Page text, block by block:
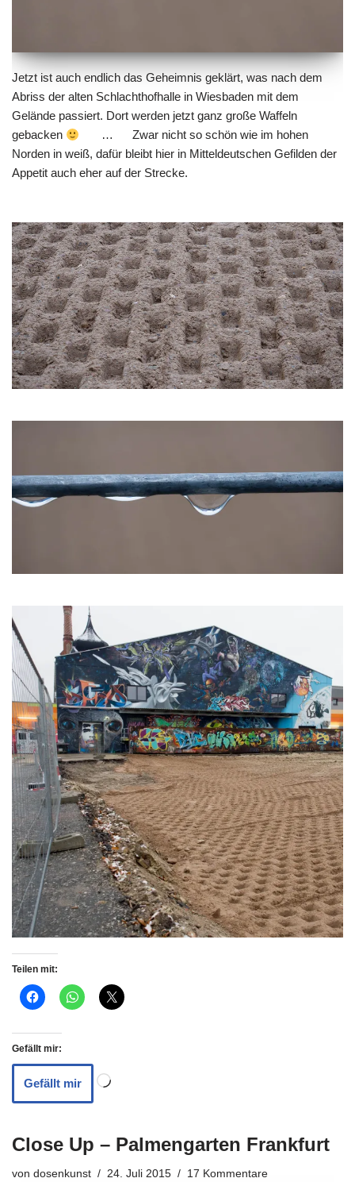
Jetzt ist auch endlich das Geheimnis geklärt, was nach dem
Abriss der alten Schlachthofhalle in Wiesbaden mit dem
Gelände passiert. Dort werden jetzt ganz große Waffeln
gebacken
… Zwar nicht soschön wie im hohen
Norden in weiß, dafür bleibt hier in Mitteldeutschen Gefilden der
Appetit auch eher auf der Strecke.
Teilen mit:
Gefällt mir:
Gefällt mir
Close Up – Palmengarten Frankfurt
von dosenkunst 24. Juli 2015 17 Kommentare